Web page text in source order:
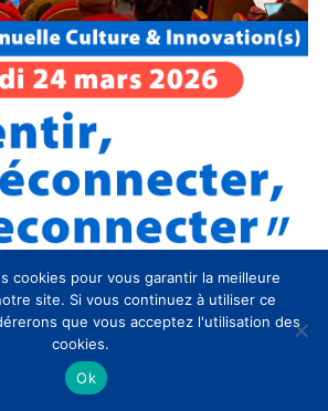
à venir
DATE / Rencontre Annuelle
cookies pour vous garantir la meilleure
site. Si vous continuez à utiliser ce
que vous acceptez l'utilisation des
cookies.
Ok